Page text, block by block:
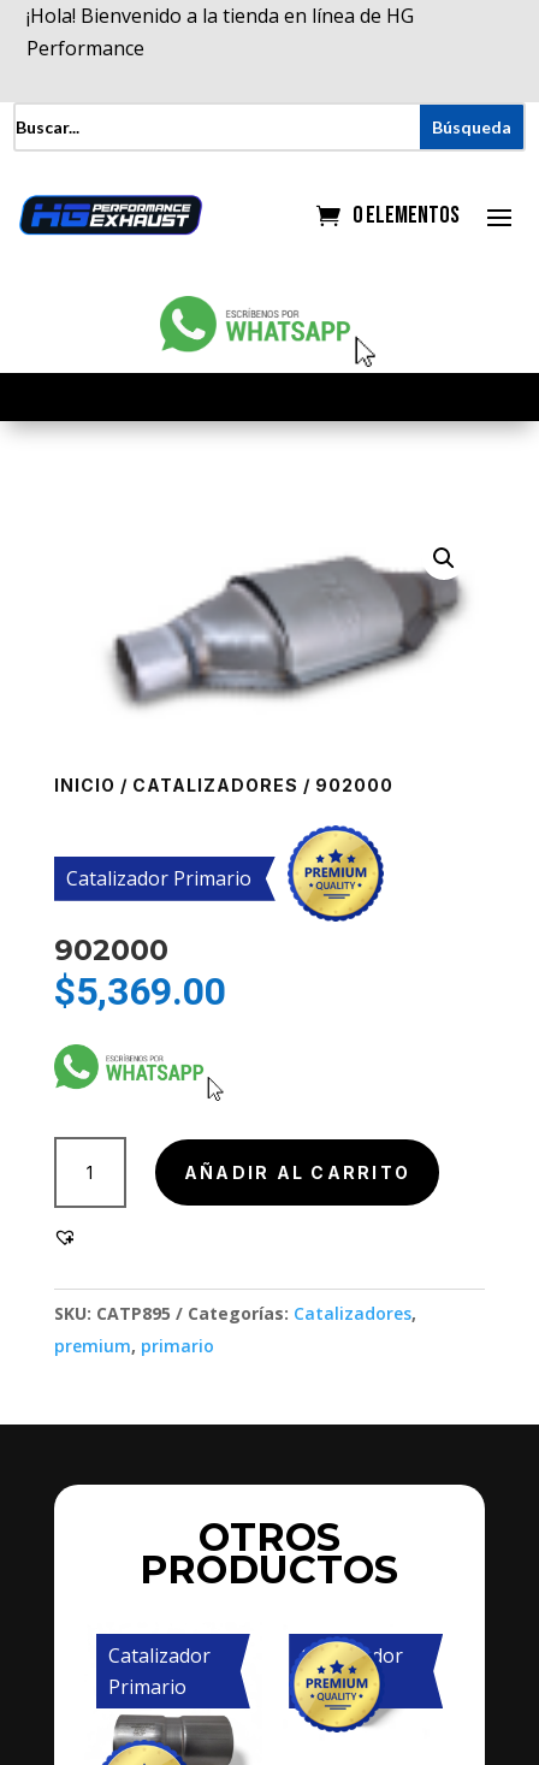
¡Hola! Bienvenido a la tienda en línea de HG
Performance
0 elementos
INICIO / CATALIZADORES / 902000
Catalizador Primario
902000
$5,369.00
cantidad
AÑADIR AL CARRITO
SKU: CATP895 Categorías: Catalizadores,
premium, primario
OTROS
PRODUCTOS
Catalizador
Primario
Catalizador
Primario